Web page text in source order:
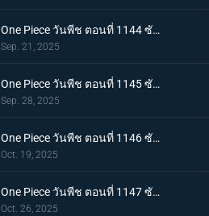
One Piece วันพีช ตอนที่ 1144 ซับไทย ที่สุดของฝันร้าย การรวมพลของห้าผู้เฒ่า
Sep. 21, 2025
One Piece วันพีช ตอนที่ 1145 ซับไทย ทำศึกร่วมกับสหาย ลูฟี่กับนักรบเอลบัฟ
Sep. 28, 2025
One Piece วันพีช ตอนที่ 1146 ซับไทย ภัยคุกคามที่ใกล้เข้ามา - ความมุ่งมั่นของสตูสซีและเอดิสัน
Oct. 19, 2025
One Piece วันพีช ตอนที่ 1147 ซับไทย บทสรุปที่น่าทึ่ง - การทำนายครั้งยิ่งใหญ่ของเวก้าพังค์
Oct. 26, 2025